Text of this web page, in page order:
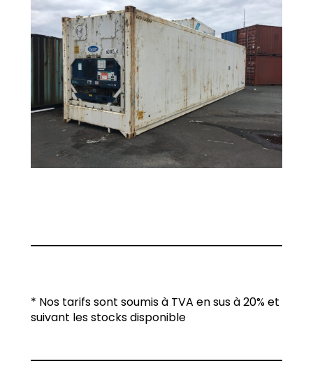
* Nos tarifs sont soumis à TVA en sus à 20% et
suivant les stocks disponible